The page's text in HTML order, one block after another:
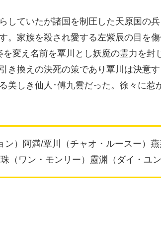
していたが諸国を制圧した天原国の
。家族を殺され愛する左紫辰の目を
変え名前を覃川とし妖魔の霊力を封
き換えの決死の策であり覃川は決意
美しき仙人･傅九雲だった。徐々に惹
ン）阿満/覃川（チャオ・ルースー）
（ワン・モンリー）靂渊（ダイ・ユ